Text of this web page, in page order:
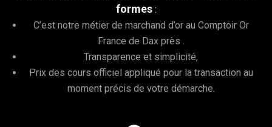
formes :
C’est notre métier de marchand d’or au Comptoir Or
France de Dax près .
Transparence et simplicité,
Prix des cours officiel appliqué pour la transaction au
moment précis de votre démarche.